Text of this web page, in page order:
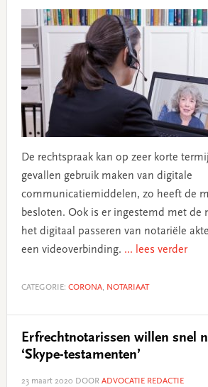
De rechtspraak kan op zeer korte
gevallen gebruik maken van digitale
communicatiemiddelen, zo heeft de
besloten. Ook is er ingestemd met de
het digitaal passeren van notariële
een videoverbinding. ... lees verder
CATEGORIE: CORONA, NOTARIAAT
Erfrechtnotarissen willen snel
‘Skype-testamenten’
23 maart 2020 DOOR ADVOCATIE REDACTIE